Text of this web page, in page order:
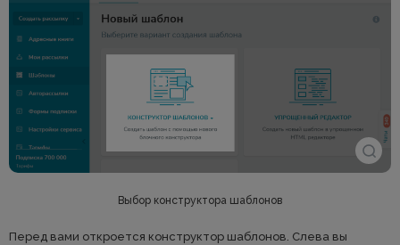
Выбор конструктора шаблонов
Перед вами откроется конструктор шаблонов. Слева вы